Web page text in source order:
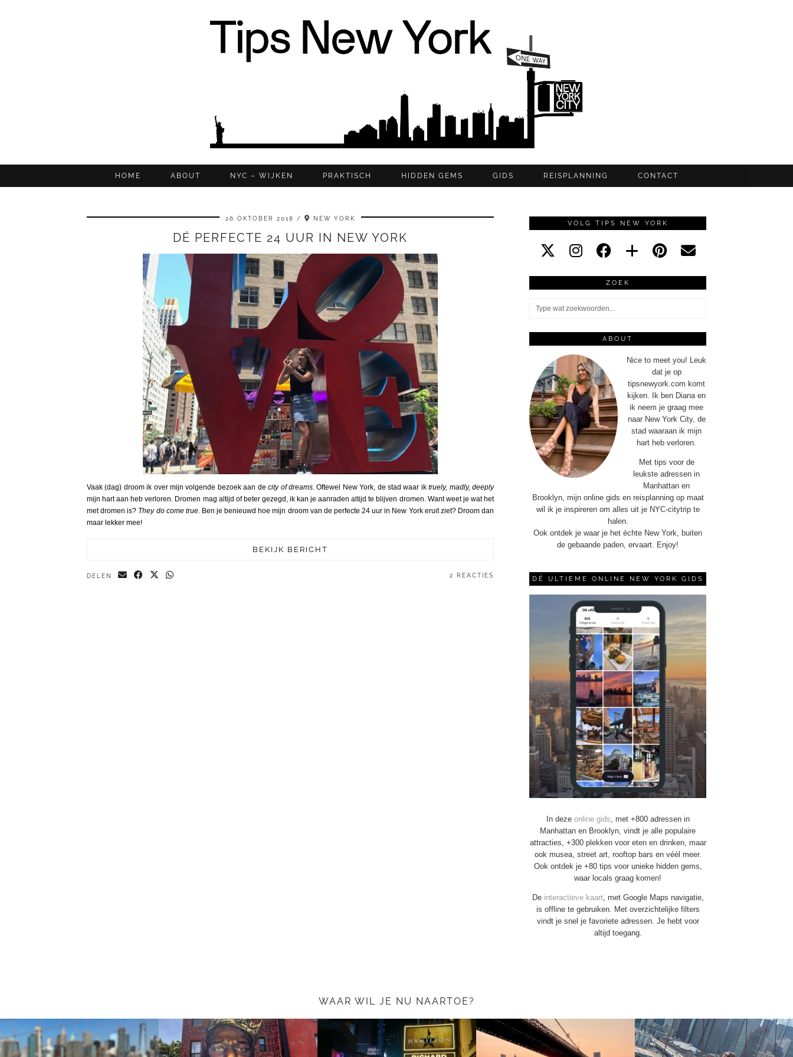
HOME ABOUT NYC – WIJKEN PRAKTISCH HIDDEN GEMS GIDS REISPLANNING CONTACT
26 OKTOBER 2018 NEW YORK
DÉ PERFECTE 24 UUR IN NEW YORK
Vaak (dag) droom ik over mijn volgende bezoek aan decity of dreams.Oftewel New York, de stad waar iktruely, madly, deeply
mijn hart aan heb verloren. Dromen mag altijd of beter gezegd, ik kan je aanraden altijd te blijven dromen. Want weet je wat het
met dromen is? They do come true. Ben je benieuwd hoe mijn droom van de perfecte 24 uur in New York eruit ziet? Droom dan
maar lekker mee!
BEKIJK BERICHT
DELEN 2 REACTIES
VOLG TIPS NEW YORK
ZOEK
ABOUT
Nice to meet you! Leuk
dat je op
tipsnewyork.com komt
kijken. Ik ben Diana en
ik neem je graag mee
naar New York City, de
stad waaraan ik mijn
hart heb verloren.
Met tips voor de
leukste adressen in
Manhattan en
Brooklyn, mijn online gids en reisplanning op maat
wil ik je inspireren om alles uit je NYC-citytrip te
halen.
Ook ontdek je waar je het échte New York, buiten
de gebaande paden, ervaart. Enjoy!
DÉ ULTIEME ONLINE NEW YORK GIDS
In deze online gids, met +800 adressen in
Manhattan en Brooklyn, vindt je alle populaire
attracties, +300 plekken voor eten en drinken, maar
ook musea, street art, rooftop bars en véél meer.
Ook ontdek je +80 tips voor unieke hidden gems,
waar locals graag komen!
De interactieve kaart, met Google Maps navigatie,
is offline te gebruiken. Met overzichtelijke filters
vindt je snel je favoriete adressen. Je hebt voor
altijd toegang.
WAAR WIL JE NU NAARTOE?